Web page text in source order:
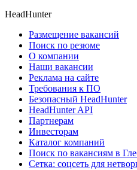
HeadHunter
Размещение вакансий
Поиск по резюме
О компании
Наши вакансии
Реклама на сайте
Требования к ПО
Безопасный HeadHunter
HeadHunter API
Партнерам
Инвесторам
Каталог компаний
Поиск по вакансиям в
Сетка: соцсеть для